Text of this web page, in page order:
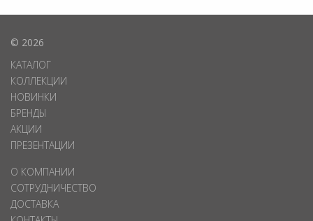
© 2026
КАТАЛОГ
КОЛЛЕКЦИИ
НОВИНКИ
БРЕНДЫ
АКЦИИ
ПРЕЗЕНТАЦИИ
О КОМПАНИИ
СОТРУДНИЧЕСТВО
ДОСТАВКА